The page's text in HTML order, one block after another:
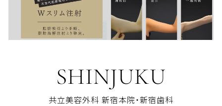
SHINJUKU
共立美容外科 新宿本院・新宿歯科